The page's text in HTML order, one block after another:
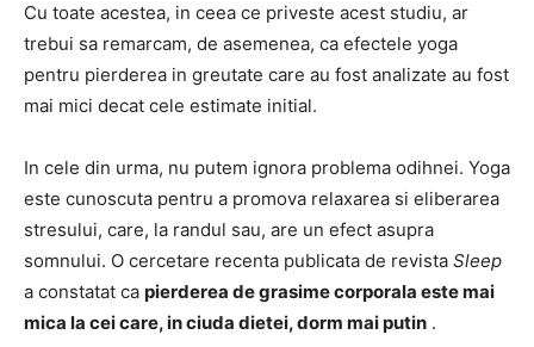
Cu toate acestea, in ceea ce priveste acest studiu, ar
trebui sa remarcam, de asemenea, ca efectele yoga
pentru pierderea in greutate care au fost analizate au fost
mai mici decat cele estimate initial.
In cele din urma, nu putem ignora problema odihnei. Yoga
este cunoscuta pentru a promova relaxarea si eliberarea
stresului, care, la randul sau, are un efect asupra
somnului. O cercetare recenta publicata de revista Sleep
a constatat ca pierderea de grasime corporala este mai
mica la cei care, in ciuda dietei, dorm mai putin .